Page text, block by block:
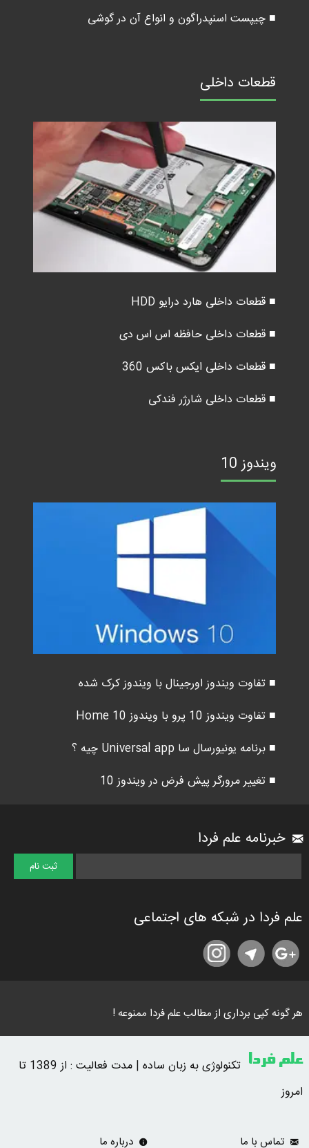
■ چیپست اسنپدراگون و انواع آن در گوشی
قطعات داخلی
■ قطعات داخلی هارد درایو HDD
■ قطعات داخلی حافظه اس اس دی
■ قطعات داخلی ایکس باکس 360
■ قطعات داخلی شارژر فندکی
ویندوز 10
■ تفاوت ویندوز اورجینال با ویندوز کرک شده
■ تفاوت ویندوز 10 پرو با ویندوز 10 Home
■ برنامه یونیورسال سا Universal app چیه ؟
■ تغییر مرورگر پیش فرض در ویندوز 10
خبرنامه علم فردا
علم فردا در شبکه های اجتماعی
هر گونه کپی برداری از مطالب علم فردا ممنوعه !
علم فردا
تکنولوژی به زبان ساده | مدت فعالیت : از 1389 تا
امروز
تماس با ما درباره ما